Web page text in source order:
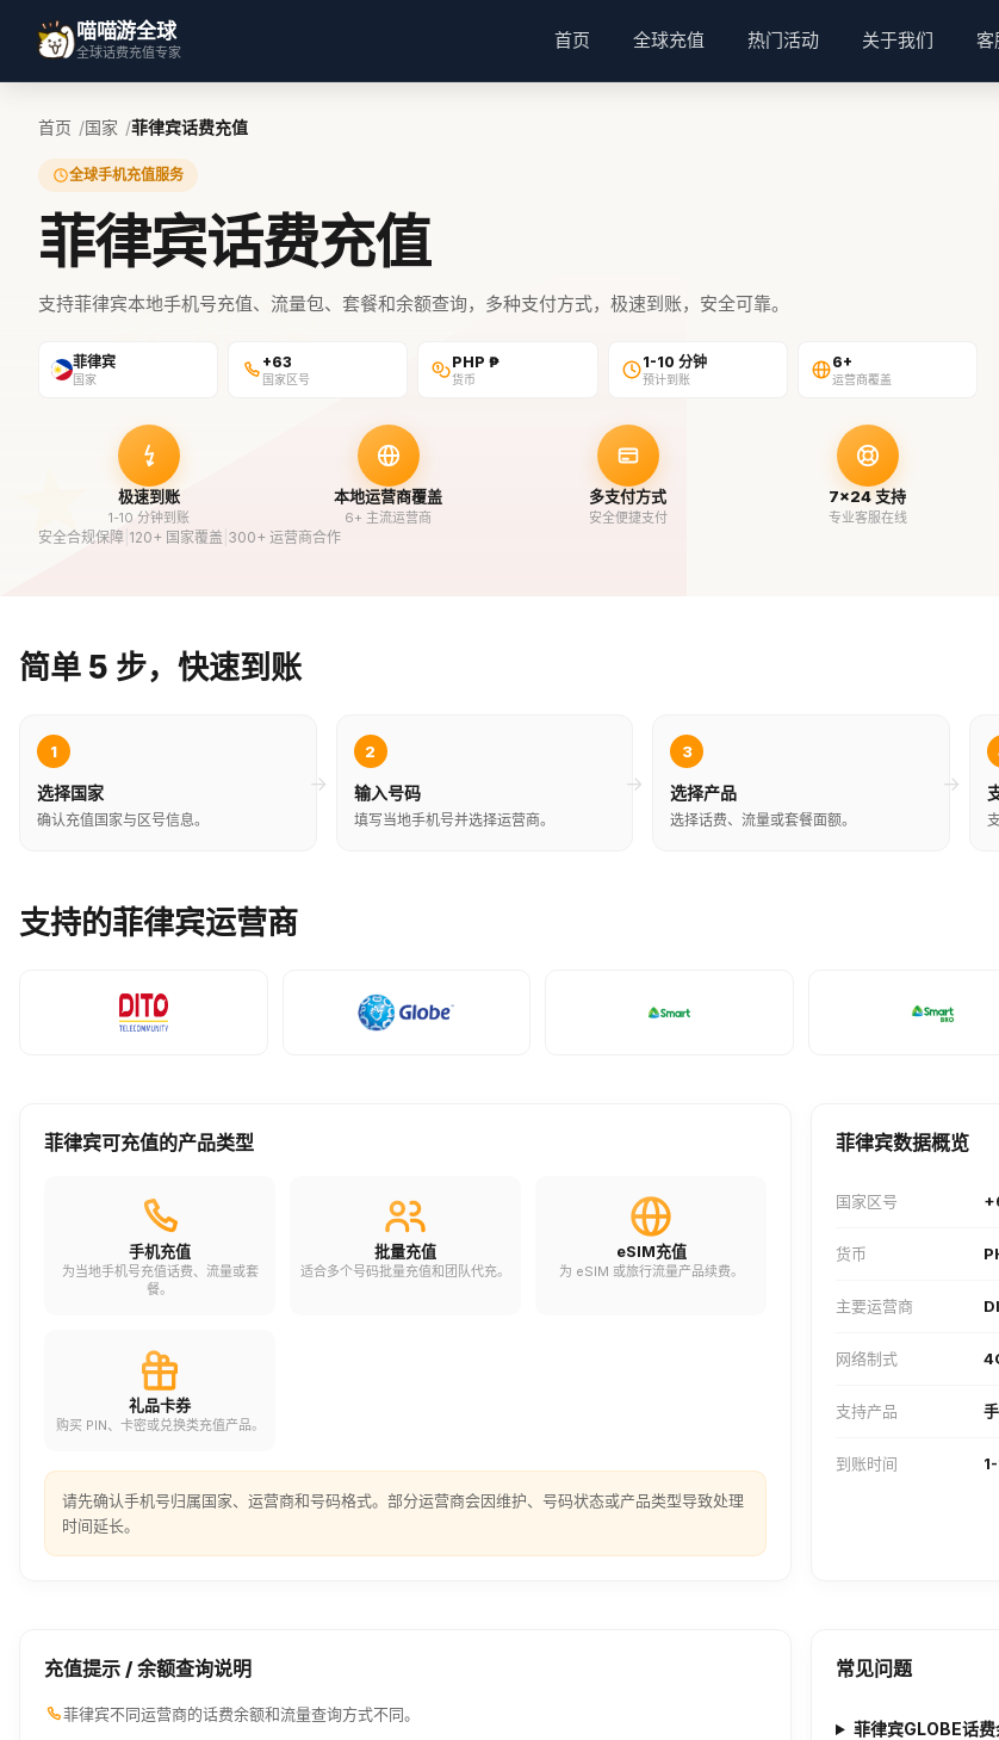
喵喵游全球
全球话费充值专家
首页 全球充值 热门活动 关于我们 客
首页 国家 菲律宾话费充值
全球手机充值服务
菲律宾话费充值
支持菲律宾本地手机号充值、流量包、套餐和余额查询，多种支付方式，极速到账，安全可靠。
菲律宾
国家
+63
国家区号
PHP ₱
货币
1-10 分钟
预计到账
6+
运营商覆盖
极速到账
1-10 分钟到账
本地运营商覆盖
6+ 主流运营商
多支付方式
安全便捷支付
7×24 支持
专业客服在线
安全合规保障 120+ 国家覆盖 300+ 运营商合作
简单 5 步，快速到账
1
选择国家
确认充值国家与区号信息。
→
2
输入号码
填写当地手机号并选择运营商。
→
3
选择产品
选择话费、流量或套餐面额。
→
支持的菲律宾运营商
菲律宾可充值的产品类型
手机充值
为当地手机号充值话费、流量或套
餐。
批量充值
适合多个号码批量充值和团队代充。
eSIM充值
为 eSIM 或旅行流量产品续费。
礼品卡券
购买 PIN、卡密或兑换类充值产品。
请先确认手机号归属国家、运营商和号码格式。部分运营商会因维护、号码状态或产品类型导致处理
时间延长。
菲律宾数据概览
国家区号
货币
主要运营商
网络制式
支持产品
到账时间
充值提示 / 余额查询说明
菲律宾不同运营商的话费余额和流量查询方式不同。
常见问题
菲律宾GLOBE话